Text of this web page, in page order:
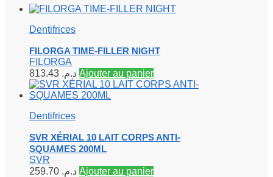
Dentifrices
FILORGA TIME-FILLER NIGHT
FILORGA
د.م. Ajouter au panier
Dentifrices
SVR XÉRIAL 10 LAIT CORPS ANTI-
SQUAMES 200ML
SVR
د.م. Ajouter au panier